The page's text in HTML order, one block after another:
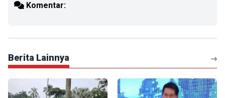
Komentar:
Berita Lainnya